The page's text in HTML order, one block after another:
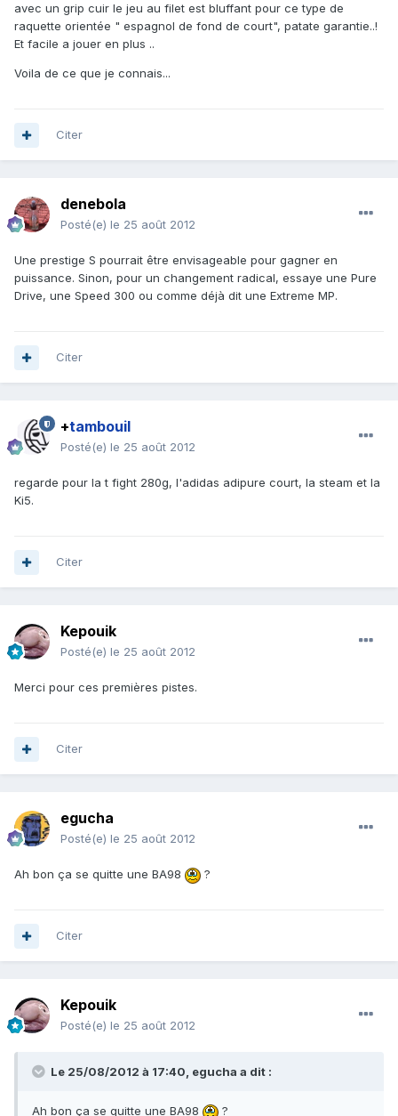
avec un grip cuir le jeu au filet est bluffant pour ce type de
raquette orientée " espagnol de fond de court", patate garantie..!
Et facile a jouer en plus ..
Voila de ce que je connais...
Citer
denebola
Posté(e) le 25 août 2012
Une prestige S pourrait être envisageable pour gagner en
puissance. Sinon, pour un changement radical, essaye une Pure
Drive, une Speed 300 ou comme déjà dit une Extreme MP.
Citer
+tambouil
Posté(e) le 25 août 2012
regarde pour la t fight 280g, l'adidas adipure court, la steam et la
Ki5.
Citer
Kepouik
Posté(e) le 25 août 2012
Merci pour ces premières pistes.
Citer
egucha
Posté(e) le 25 août 2012
Ah bon ça se quitte une BA98 ?
Citer
Kepouik
Posté(e) le 25 août 2012
Le 25/08/2012 à 17:40, egucha a dit :
Ah bon ça se quitte une BA98 ?